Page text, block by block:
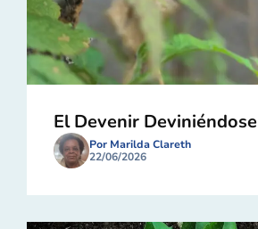
El Devenir Deviniéndose
Por Marilda Clareth
22/06/2026